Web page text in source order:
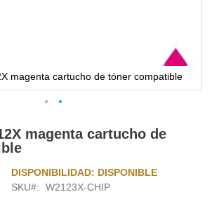
magenta cartucho de tóner compatible
magenta cartucho de
DISPONIBILIDAD: DISPONIBLE
SKU
W2123X-CHIP